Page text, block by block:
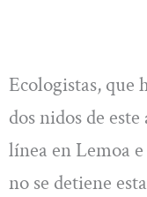
Ecologistas, que
dos nidos de
línea en Lemoa
no se detiene